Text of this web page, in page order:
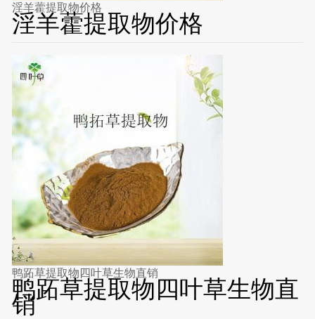
淫羊藿提取物价格
淫羊藿提取物价格
鸭跖草提取物四叶草生物直销
鸭跖草提取物四叶草生物直
销